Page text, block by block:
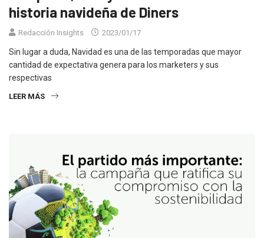
historia navideña de Diners
Redacción Insights 2023/01/17
Sin lugar a duda, Navidad es una de las temporadas que mayor
cantidad de expectativa genera para los marketers y sus
respectivas
LEER MÁS